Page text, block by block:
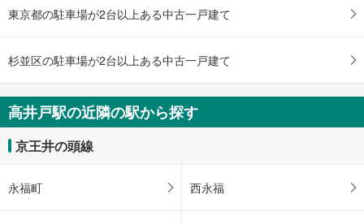
建物面積 -
京王井の頭線 「高井戸」駅 徒歩14分
東京都の駐車場が2台以上ある中古一戸建て
杉並区の駐車場が2台以上ある中古一戸建て
高井戸駅の近隣の駅から探す
京王井の頭線
永福町 西永福